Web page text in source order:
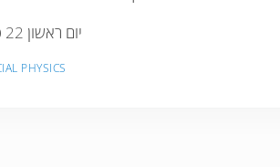
‏יום ראשון 22 פברואר 2009
PHYSICS